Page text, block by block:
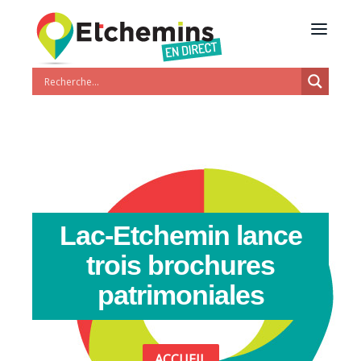
Lac-Etchemin lance
trois brochures
patrimoniales